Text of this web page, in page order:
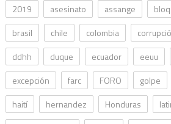
2019 asesinato assange
brasil
chile colombia
ddhh
duque ecuador eeuu
excepción
farc FORO golpe
haití
hernandez Honduras